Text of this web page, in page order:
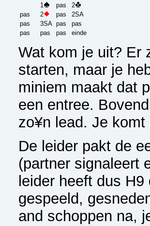
1
pas
2
pas
2 pas
2SA
pas
3SA pas
pas
pas
pas pas einde
Wat kom je uit? Er
starten, maar je
miniem maakt dat
een entree.
zo¥n lead. Je
De leider pakt de
(partner signaleert
leider heeft dus
gespeeld,
and schoppen na,